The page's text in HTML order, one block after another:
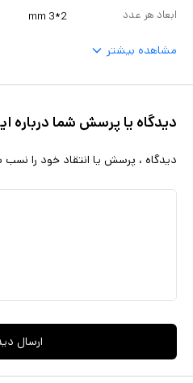
Ni‏)‏خاصیت مغناطیسی: N42حداکثر دمای کار: 80 درجه سانتی گراد
ابعاد هر عدد 2*3 mm
مشاهده بیشتر
دیدگاه یا پرسش شما درباره
دیدگاه ، پرسش یا انتقاد خود را نسب
ارسال